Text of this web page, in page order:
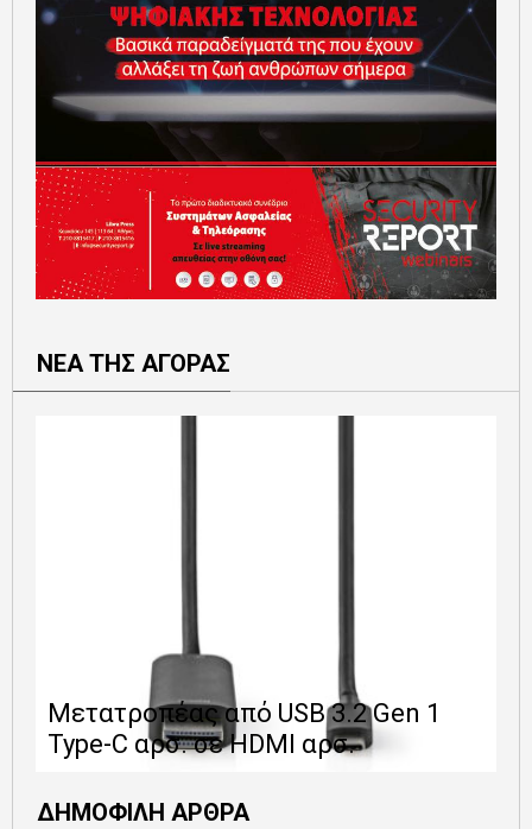
ΝΕΑ ΤΗΣ ΑΓΟΡΑΣ
Μετατροπέας από USB 3.2 Gen 1
Type-C αρσ. σε HDMI αρσ.
ΔΗΜΟΦΙΛΗ ΑΡΘΡΑ